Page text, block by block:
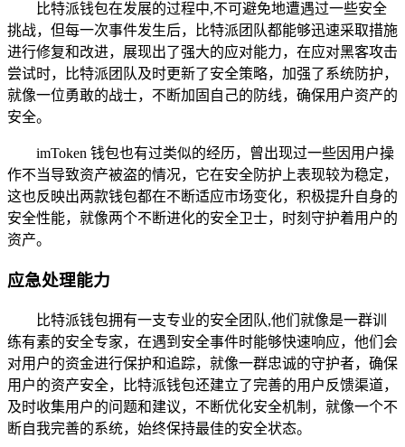
比特派钱包在发展的过程中,不可避免地遭遇过一些安全
挑战，但每一次事件发生后，比特派团队都能够迅速采取措施
进行修复和改进，展现出了强大的应对能力，在应对黑客攻击
尝试时，比特派团队及时更新了安全策略，加强了系统防护，
就像一位勇敢的战士，不断加固自己的防线，确保用户资产的
安全。
imToken 钱包也有过类似的经历，曾出现过一些因用户操
作不当导致资产被盗的情况，它在安全防护上表现较为稳定，
这也反映出两款钱包都在不断适应市场变化，积极提升自身的
安全性能，就像两个不断进化的安全卫士，时刻守护着用户的
资产。
应急处理能力
比特派钱包拥有一支专业的安全团队,他们就像是一群训
练有素的安全专家，在遇到安全事件时能够快速响应，他们会
对用户的资金进行保护和追踪，就像一群忠诚的守护者，确保
用户的资产安全，比特派钱包还建立了完善的用户反馈渠道，
及时收集用户的问题和建议，不断优化安全机制，就像一个不
断自我完善的系统，始终保持最佳的安全状态。